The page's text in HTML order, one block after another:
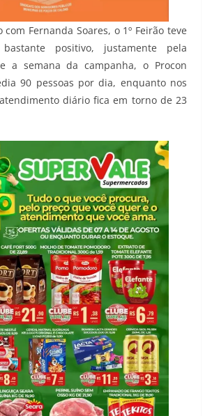
Fernanda Soares, o 1º Feirão teve
positivo, justamente pela
a semana da campanha, o Procon
90 pessoas por dia, enquanto nos
diário fica em torno de 23